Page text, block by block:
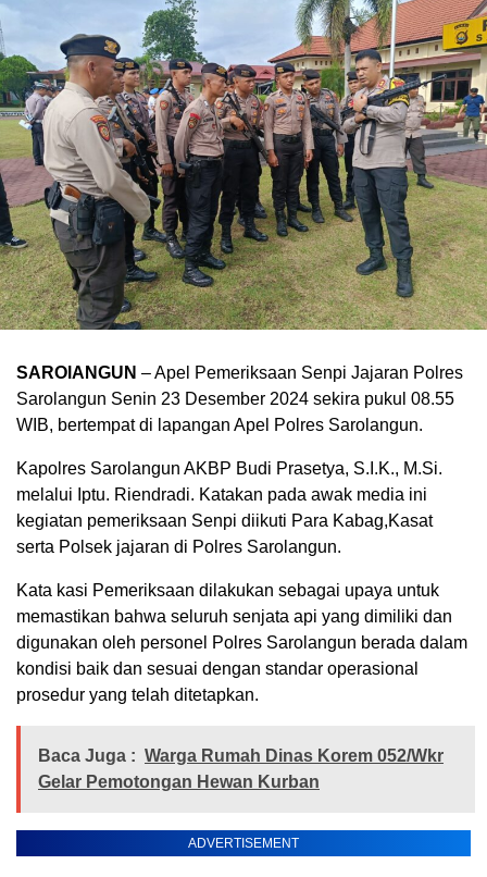
SAROlANGUN – Apel Pemeriksaan Senpi Jajaran Polres
Sarolangun Senin 23 Desember 2024 sekira pukul 08.55
WIB, bertempat di lapangan Apel Polres Sarolangun.
Kapolres Sarolangun AKBP Budi Prasetya, S.I.K., M.Si.
melalui Iptu. Riendradi. Katakan pada awak media ini
kegiatan pemeriksaan Senpi diikuti Para Kabag,Kasat
serta Polsek jajaran di Polres Sarolangun.
Kata kasi Pemeriksaan dilakukan sebagai upaya untuk
memastikan bahwa seluruh senjata api yang dimiliki dan
digunakan oleh personel Polres Sarolangun berada dalam
kondisi baik dan sesuai dengan standar operasional
prosedur yang telah ditetapkan.
Baca Juga : Warga Rumah Dinas Korem 052/Wkr
Gelar Pemotongan Hewan Kurban
ADVERTISEMENT